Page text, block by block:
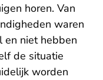
horen. Van
waren
en niet hebben
de situatie
worden